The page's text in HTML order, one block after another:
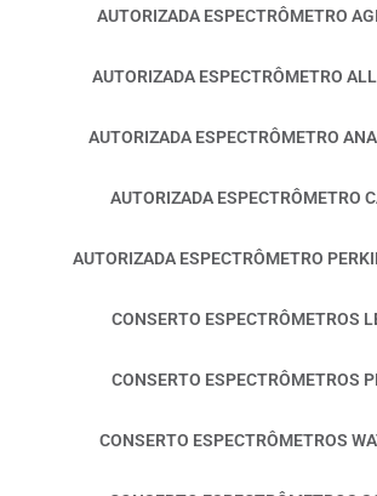
AUTORIZADA ESPECTRÔMETRO
AUTORIZADA ESPECTRÔMETRO
AUTORIZADA ESPECTRÔMETRO
AUTORIZADA ESPECTRÔMETRO
AUTORIZADA ESPECTRÔMETRO
CONSERTO ESPECTRÔMETROS
CONSERTO ESPECTRÔMETROS
CONSERTO ESPECTRÔMETROS